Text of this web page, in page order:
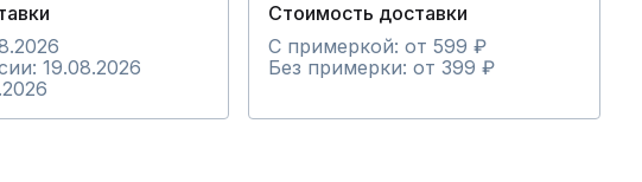
19.08.2026
Стоимость доставки
С примеркой: от 599 ₽
Без примерки: от 399 ₽